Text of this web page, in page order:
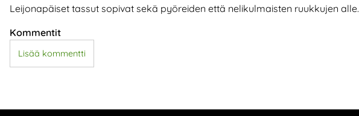
Leijonapäiset tassut sopivat sekä pyöreiden että nelikulmaisten ruukkujen alle.
Kommentit
Lisää kommentti